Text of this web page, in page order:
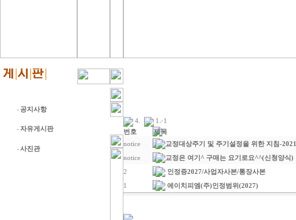
- 공지사항
- 자유게시판
- 사진관
4. 1
1
번호
제목
notice
교정대상주기 및 주기설정을 위한 지침-2021
notice
교정은 여기^ 구매는 요기로요^^(신청양식)
2
인정증2027/사업자사본/통장사본
1
에이치피엠(주)인정범위(2027)